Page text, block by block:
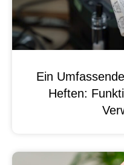
Ein
Heften: